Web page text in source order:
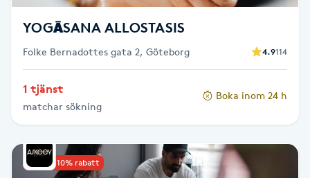
Fransrengöring
Frekvensterapi
Friskvårdsmassage
YOGĀSANA ALLOSTASIS
Folke Bernadottes gata 2, Göteborg 4.9114
1 tjänst
matchar sökning
Boka inom 24 h
Upp till 10% rabatt